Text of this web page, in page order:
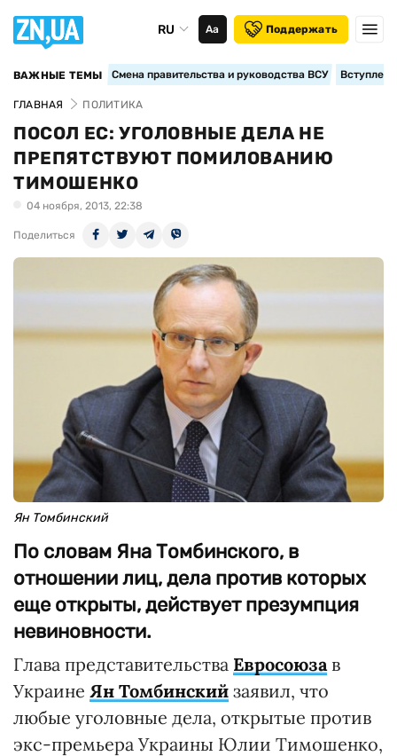
RU Аа Поддержать
ВАЖНЫЕ ТЕМЫ Смена правительства и руководства ВСУ
ГЛАВНАЯ ПОЛИТИКА
ПОСОЛ ЕС: УГОЛОВНЫЕ ДЕЛА НЕ
ПРЕПЯТСТВУЮТ ПОМИЛОВАНИЮ
ТИМОШЕНКО
04 ноября, 2013, 22:38
Поделиться
Ян Томбинский
По словам Яна Томбинского, в
отношении лиц, дела против которых
еще открыты, действует презумпция
невиновности.
Глава представительства Евросоюзав
Украине Ян Томбинский заявил, что
любые уголовные дела, открытые против
экс-премьера Украины Юлии Тимошенко,